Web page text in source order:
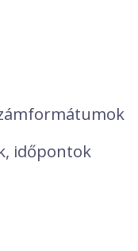
időpontok